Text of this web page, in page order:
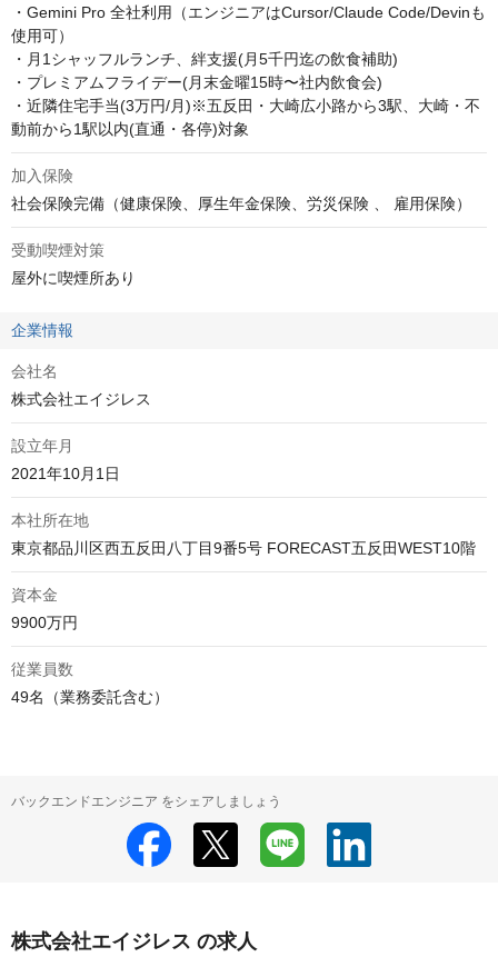
・Gemini Pro 全社利用（エンジニアはCursor/Claude Code/Devinも
使用可）
・月1シャッフルランチ、絆支援(月5千円迄の飲食補助)
・プレミアムフライデー(月末金曜15時〜社内飲食会)
・近隣住宅手当(3万円/月)※五反田・大崎広小路から3駅、大崎・不
動前から1駅以内(直通・各停)対象
加入保険
社会保険完備（健康保険、厚生年金保険、労災保険 、 雇用保険）
受動喫煙対策
屋外に喫煙所あり
企業情報
会社名
株式会社エイジレス
設立年月
2021年10月1日
本社所在地
資本金
9900万円
従業員数
49名（業務委託含む）
バックエンドエンジニア をシェアしましょう
株式会社エイジレス の求人